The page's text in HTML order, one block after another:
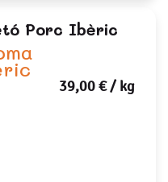
Porc Ibèric
39,00 €/ kg